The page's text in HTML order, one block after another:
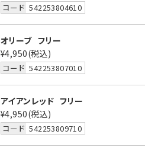
コード 542253804610
オリーブ フリー
¥4,950(税込)
コード 542253807010
アイアンレッド フリー
¥4,950(税込)
コード 542253809710